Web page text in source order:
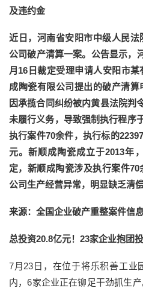
及违约金
近日，河南省安阳市中级人民
公司破产清算一案。公告显示，
月16日裁定受理申请人安阳市
成陶瓷有限公司提出的破产清
因承揽合同纠纷被内黄县法院判
未履行义务，导致强制执行程序
执行案件70余件，执行标的
元。新顺成陶瓷成立于2013年
定，新顺成陶瓷涉及执行案件
公司生产经营异常，明显缺乏清偿
来源：全国企业破产重整案件信
总投资20.8亿元！23家企业抱团
7月23日，在位于将乐积善工业
内，6家企业正在铆足干劲抓生